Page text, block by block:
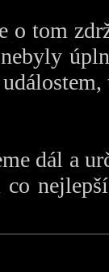
o tom
dál a